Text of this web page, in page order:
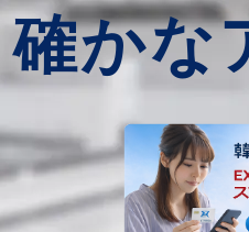
確かな